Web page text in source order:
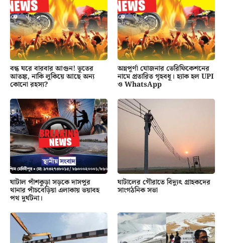
বন্ধ ঘরে বারবার আগুন! ভূতের
আতঙ্ক, নাকি লুকিয়ে আছে অন্য
কোনো রহস্য?
অন্নপূর্ণা যোজনার ভেরিফিকেশনের
নামে প্রতারিত গৃহবধূ। হ্যাক হল UPI
ও WhatsApp
ঘাটাল পাঁশকুড়া সড়কে দাসপুর
থানার পাঁচবেড়িয়া এলাকায় ভয়াবহ
পথ দুর্ঘটনা।
ঘাটালের গৌরাতে বিদ্যুৎ গ্রাহকদের
সাংগঠনিক সভা